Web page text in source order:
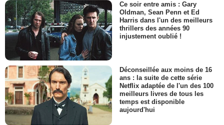
Ce soir entre amis : Gary
Oldman, Sean Penn et Ed
Harris dans l'un des meilleurs
thrillers des années 90
injustement oublié !
Déconseillée aux moins de 16
ans : la suite de cette série
Netflix adaptée de l'un des 100
meilleurs livres de tous les
temps est disponible
aujourd'hui